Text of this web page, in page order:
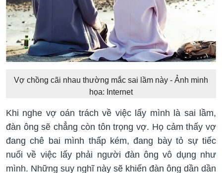
Vợ chồng cãi nhau thường mắc sai lầm này - Ảnh minh
họa: Internet
Khi nghe vợ oán trách về việc lấy mình là sai lầm,
đàn ông sẽ chẳng còn tôn trọng vợ. Họ cảm thấy vợ
đang chê bai mình thấp kém, đang bày tỏ sự tiếc
nuối về việc lấy phải người đàn ông vô dụng như
mình. Những suy nghĩ này sẽ khiến đàn ông dần dần